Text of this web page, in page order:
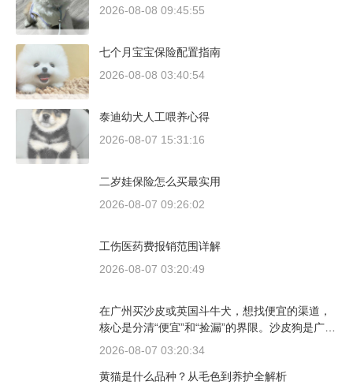
2026-08-08 09:45:55
七个月宝宝保险配置指南
2026-08-08 03:40:54
泰迪幼犬人工喂养心得
2026-08-07 15:31:16
二岁娃保险怎么买最实用
2026-08-07 09:26:02
工伤医药费报销范围详解
2026-08-07 03:20:49
在广州买沙皮或英国斗牛犬，想找便宜的渠道，
核心是分清“便宜”和“捡漏”的界限。沙皮狗是广东
本地犬种，价格比北方城市有优势；英国斗牛犬
方和真实价格区间。
2026-08-07 03:20:34
黄猫是什么品种？从毛色到养护全解析